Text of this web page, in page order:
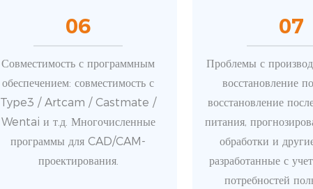
06
Совместимость с программным
обеспечением: совместимость с
Type3 / Artcam / Castmate /
Wentai и т.д. Многочисленные
программы для CAD/CAM-
проектирования.
07
Проблемы с
восстановление
восстановление
питания,
обработки и
разработанные с
потребностей